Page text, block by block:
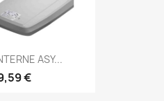
ASY...
€